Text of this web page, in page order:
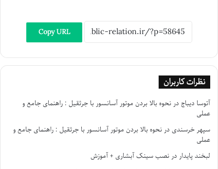
Copy URL
نظرات کاربران
آتوسا دیباج درنحوه بالا بردن موتور آسانسور با جرثقیل : راهنمای جامع و
عملی
سپهر خرسندی درنحوه بالا بردن موتور آسانسور با جرثقیل : راهنمای جامع و
عملی
لبخند پایدار درنصب سینک آبشاری + آموزش